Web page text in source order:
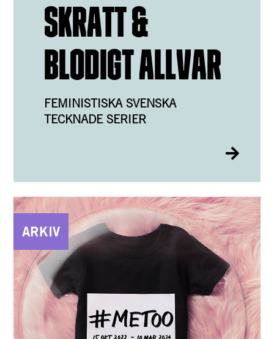
SKRATT &
BLODIGT ALLVAR
FEMINISTISKA SVENSKA
TECKNADE SERIER
ARKIV